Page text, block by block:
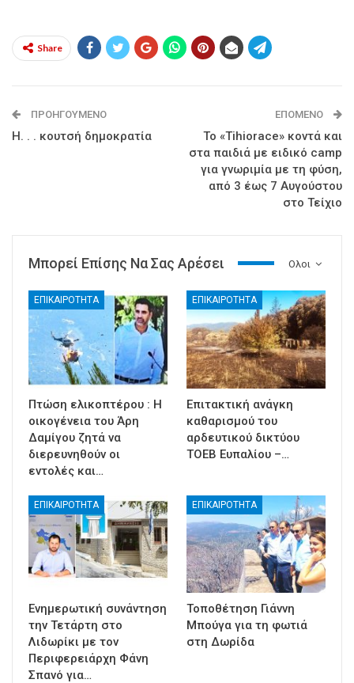
Share
ΠΡΟΗΓΟΎΜΕΝΟ
Η. . . κουτσή δημοκρατία
ΕΠΌΜΕΝΟ
Το «Tihiorace» κοντά και
στα παιδιά με ειδικό camp
για γνωριμία με τη φύση,
από 3 έως 7 Αυγούστου
στο Τείχιο
Ολοι
Μπορεί Επίσης Να Σας Αρέσει
ΕΠΙΚΑΙΡΟΤΗΤΑ
Πτώση ελικοπτέρου : Η
οικογένεια του Άρη
Δαμίγου ζητά να
διερευνηθούν οι
εντολές και…
ΕΠΙΚΑΙΡΟΤΗΤΑ
Επιτακτική ανάγκη
καθαρισμού του
αρδευτικού δικτύου
ΤΟΕΒ Ευπαλίου –…
ΕΠΙΚΑΙΡΟΤΗΤΑ
Ενημερωτική συνάντηση
την Τετάρτη στο
Λιδωρίκι με τον
Περιφερειάρχη Φάνη
Σπανό για…
ΕΠΙΚΑΙΡΟΤΗΤΑ
Τοποθέτηση Γιάννη
Μπούγα για τη φωτιά
στη Δωρίδα